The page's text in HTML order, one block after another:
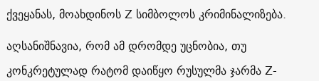
ქვეყანას, მოახდინოს Z სიმბოლოს კრიმინალიზება.
აღსანიშნავია, რომ ამ დრომდე უცნობია, თუ
კონკრეტულად რატომ დაიწყო რუსულმა ჯარმა Z-